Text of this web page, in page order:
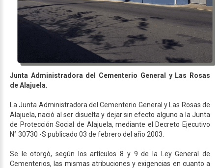
Junta Administradora del Cementerio General y Las Rosas
de Alajuela.
La Junta Administradora del Cementerio General y Las Rosas de
Alajuela, nació al ser disuelta y dejar sin efecto alguno a la Junta
de Protección Social de Alajuela, mediante el Decreto Ejecutivo
N° 30730 -S publicado 03 de febrero del año 2003.
Se le otorgó, según los artículos 8 y 9 de la Ley General de
Cementerios, las mismas atribuciones y exigencias en cuanto a